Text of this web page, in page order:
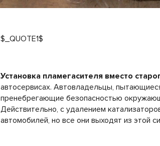
$_QUOTE1$
Установка пламегасителя вместо
автосервисах. Автовладельцы,
пренебрегающие безопасностью
Действительно, с удалением
автомобилей, но все они выходят из этой